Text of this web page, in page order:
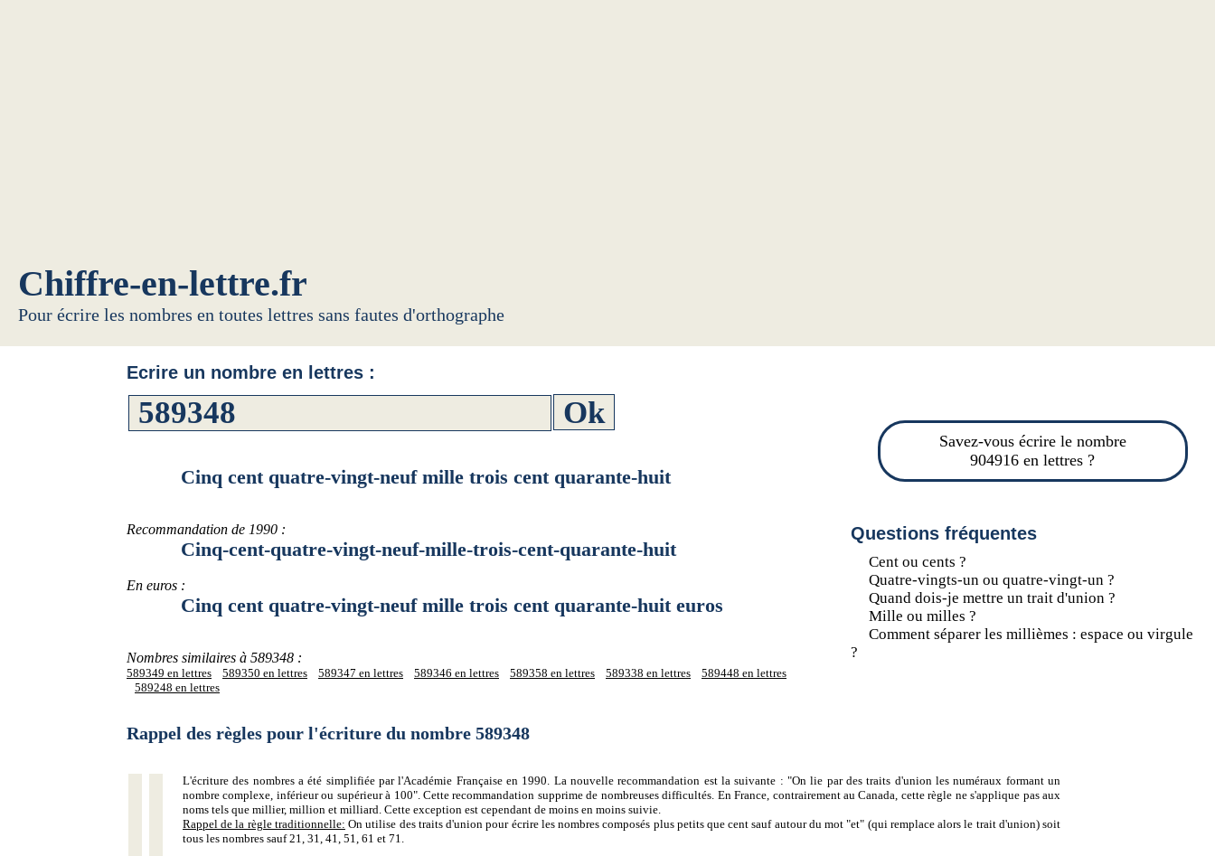
Chiffre-en-lettre.fr
Pour écrire les nombres en toutes lettres sans fautes d'orthographe
Savez-vous écrire le nombre
904916 en lettres ?
Questions fréquentes
Cent ou cents ?
Quatre-vingts-un ou quatre-vingt-un ?
Quand dois-je mettre un trait d'union ?
Mille ou milles ?
Comment séparer les millièmes : espace ou virgule
?
Ecrire un nombre en lettres :
Cinq cent quatre-vingt-neuf mille trois cent quarante-huit
Recommandation de 1990 :
Cinq-cent-quatre-vingt-neuf-mille-trois-cent-quarante-huit
En euros :
Cinq cent quatre-vingt-neuf mille trois cent quarante-huit euros
Nombres similaires à 589348 :
589349 en lettres 589350 en lettres 589347 en lettres 589346 en lettres 589358 en lettres 589338 en lettres
589448 en lettres
589248 en lettres
Rappel des règles pour l'écriture du nombre 589348
L'écriture des nombres a été simplifiée par l'Académie Française en 1990. La nouvelle recommandation est la suivante : "On lie par des traits d'union les numéraux formant un
nombre complexe, inférieur ou supérieur à 100". Cette recommandation supprime de nombreuses difficultés. En France, contrairement au Canada, cette règle ne s'applique pas aux
noms tels que millier, million et milliard. Cette exception est cependant de moins en moins suivie.
Rappel de la règle traditionnelle: On utilise des traits d'union pour écrire les nombres composés plus petits que cent sauf autour du mot "et" (qui remplace alors le trait d'union) soit
tous les nombres sauf 21, 31, 41, 51, 61 et 71.